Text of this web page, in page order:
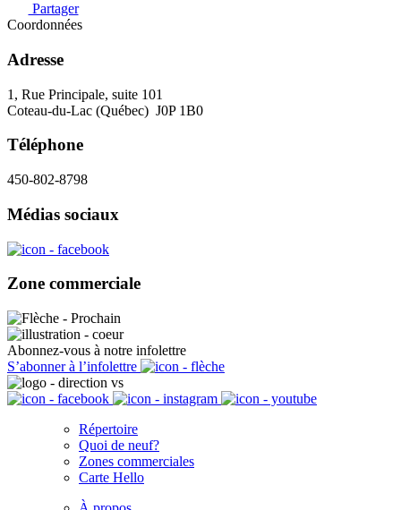
Partager
Coordonnées
Adresse
1, Rue Principale, suite 101
Coteau-du-Lac (Québec) J0P 1B0
Téléphone
450-802-8798
Médias sociaux
Zone commerciale
Abonnez-vous à notre infolettre
S’abonner à l’infolettre
Répertoire
Quoi de neuf?
Zones commerciales
Carte Hello